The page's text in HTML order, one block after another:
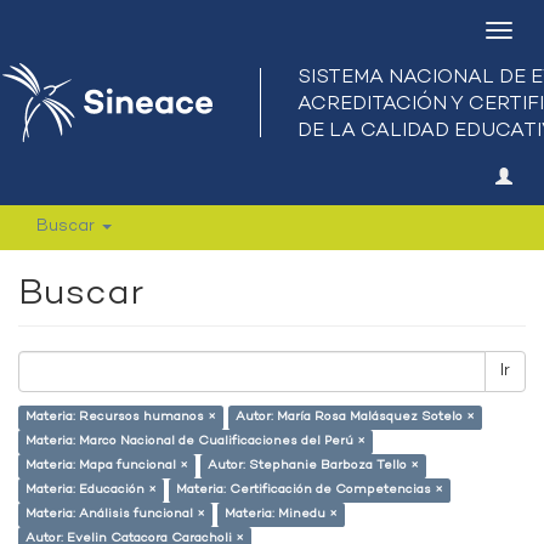
Buscar
Buscar
Ir
Materia: Recursos humanos ×
Autor: María Rosa Malásquez Sotelo ×
Materia: Marco Nacional de Cualificaciones del Perú ×
Materia: Mapa funcional ×
Autor: Stephanie Barboza Tello ×
Materia: Educación ×
Materia: Certificación de Competencias ×
Materia: Análisis funcional ×
Materia: Minedu ×
Autor: Evelin Catacora Caracholi ×